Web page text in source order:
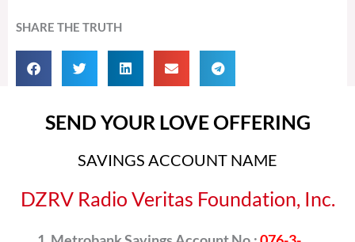
SHARE THE TRUTH
SEND YOUR LOVE OFFERING
SAVINGS ACCOUNT NAME
DZRV Radio Veritas Foundation, Inc.